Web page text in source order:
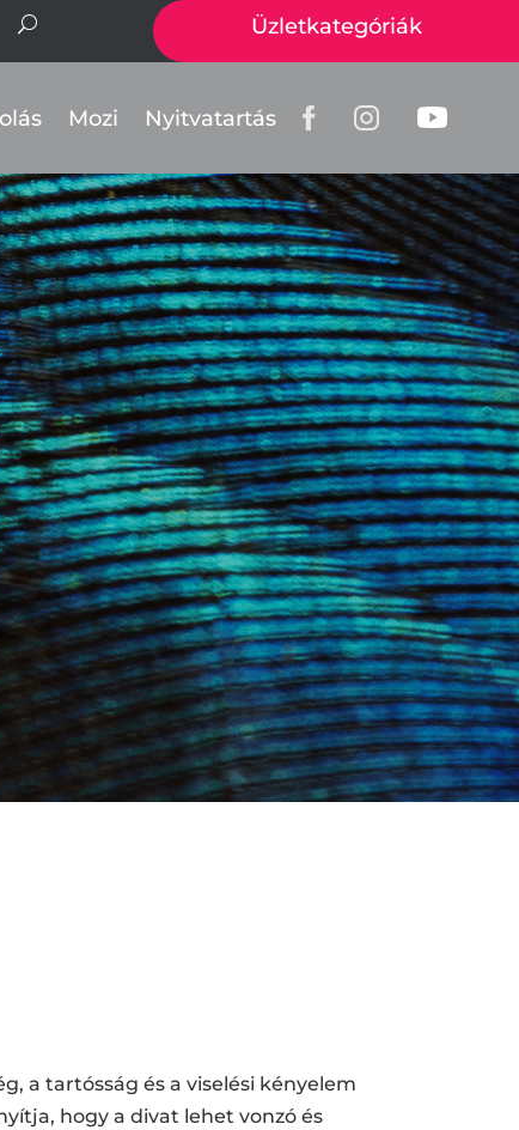
Üzletkategóriák
Mozi Nyitvatartás
a tartósság és a viselési kényelem
hogy a divat lehet vonzó és